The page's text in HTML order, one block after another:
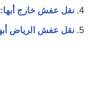
نقل عفش خارج أبها:
نقل عفش الرياض